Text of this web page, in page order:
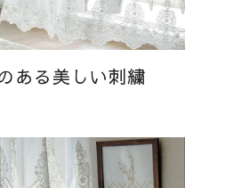
ある美しい刺繍